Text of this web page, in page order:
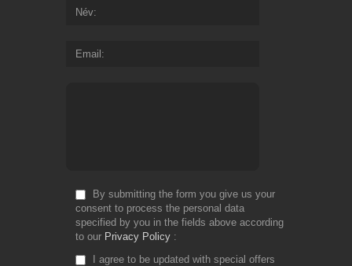
Név
Email
By submitting the form you give us your
consent to process the personal data
specified by you in the fields above according
to our Privacy Policy
I agree to be updated with special offers